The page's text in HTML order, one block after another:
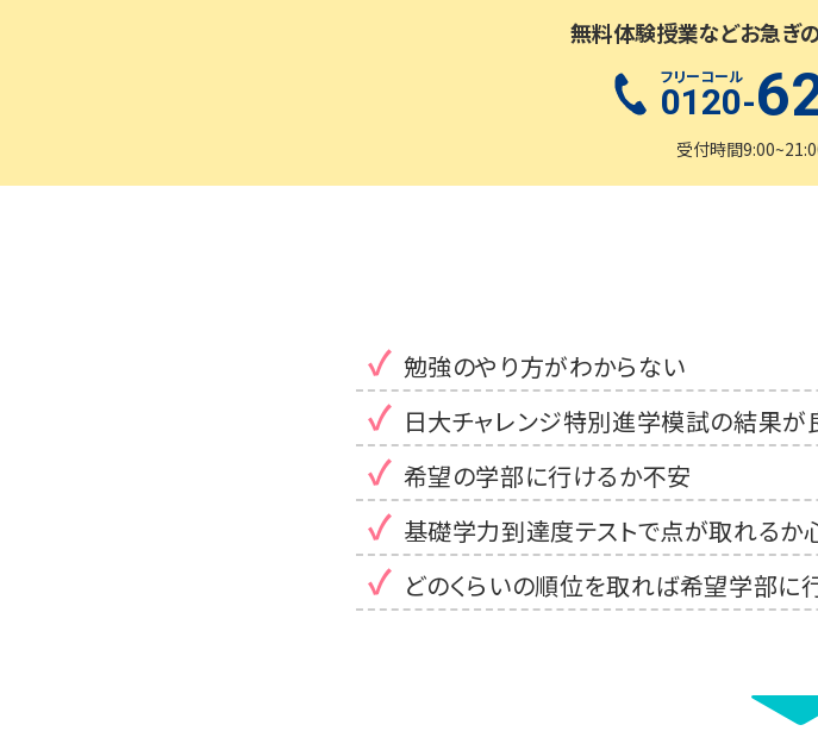
無料体験授業などお急ぎ
フリーコール
0120-
受付時間
勉強のやり方がわからない
日大チャレンジ特別進学模試の結果が
希望の学部に行けるか不安
基礎学力到達度テストで点が取れるか
どのくらいの順位を取れば希望学部に